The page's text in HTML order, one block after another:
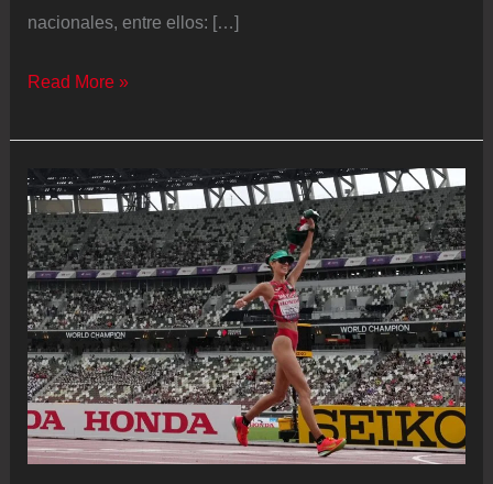
nacionales, entre ellos: […]
¡Delegación
México
supera
las
100
medallas
de
oro
en
los
Juegos
Read More »